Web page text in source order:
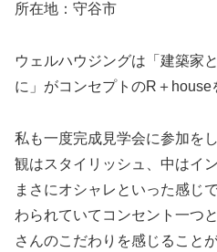
所在地：守谷市
ウェルハウジングは「建築家
に」がコンセプトのR＋house
私も一度完成見学会に参加を
観はスタイリッシュ、中はイ
まさにオシャレといった感じ
わられていてコンセント一つ
さんのこだわりを感じること